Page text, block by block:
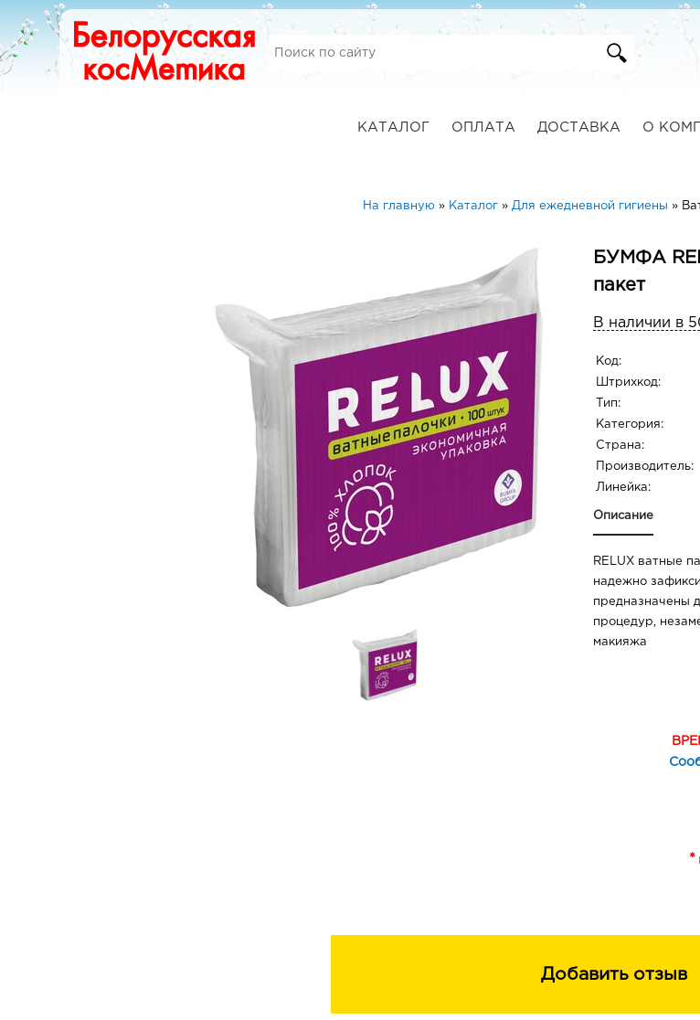
КАТАЛОГ ОПЛАТА ДОСТАВКА О
На главную » Каталог » Для ежедневной гигиены »
БУМФА
пакет
В наличии в
Код:
Штрихкод:
Тип:
Категория:
Страна:
Производитель:
Линейка:
Описание
RELUX ватные
надежно
предназначены
процедур,
макияжа
*
Добавить отзыв